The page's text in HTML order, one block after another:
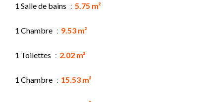
1 Salle de bains 5.75 m²
1 Chambre 9.53 m²
1 Toilettes 2.02 m²
1 Chambre 15.53 m²